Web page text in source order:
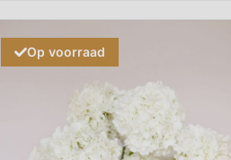
Op voorraad